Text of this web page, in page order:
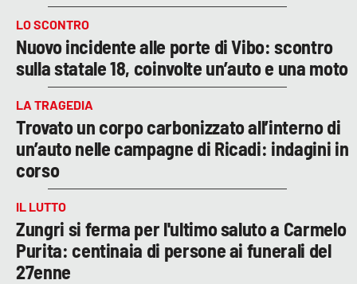
LO SCONTRO
Nuovo incidente alle porte di Vibo: scontro
sulla statale 18, coinvolte un’auto e una moto
LA TRAGEDIA
Trovato un corpo carbonizzato all’interno di
un’auto nelle campagne di Ricadi: indagini in
corso
IL LUTTO
Zungri si ferma per l'ultimo saluto a Carmelo
Purita: centinaia di persone ai funerali del
27enne